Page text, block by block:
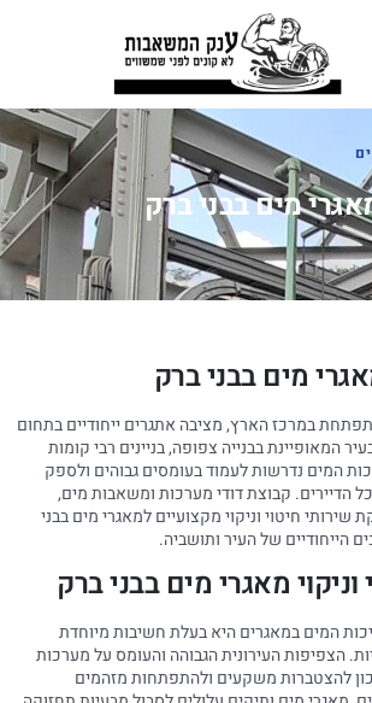
מים בבני ברק
מים בבני ברק
במרכז הארץ, מציבה אתגרים ייחודיים בתחום
המאופיינת בבנייה צפופה, בניינים רבי קומות
המים נדרשות לעמוד בעומסים גבוהים ולספק
הדיירים. קבוצת דודי מערכות ומשאבות מים,
חיטוי וניקוי מקצועיים למאגרי מים בבני
הייחודיים של העיר ותושביה.
מאגרי מים בבני ברק
המים במאגרים היא בעלת חשיבות מיוחדת
הצפיפות העירונית הגבוהה והעומס על מערכות
להצטברות משקעים ולהתפתחות מזהמים